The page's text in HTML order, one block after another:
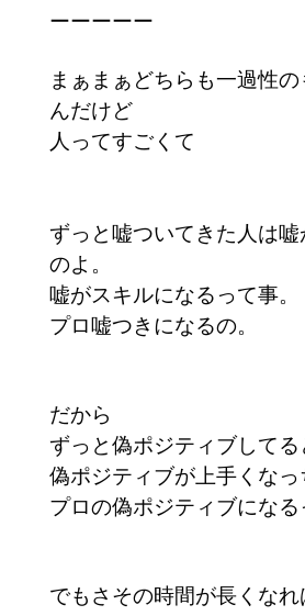
ーーーーー
まぁまぁどちらも一過性
んだけど
人ってすごくて
ずっと嘘ついてきた人は
のよ。
嘘がスキルになるって事。
プロ嘘つきになるの。
だから
ずっと偽ポジティブしてる
偽ポジティブが上手くなっ
プロの偽ポジティブにな
でもさその時間が長くな